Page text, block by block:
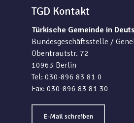
TGD Kontakt
Türkische Gemeinde in
Bundesgeschäftsstelle /
Obentrautstr. 72
10963 Berlin
Tel: 030-896 83 81 0
Fax: 030-896 83 81 30
E-Mail schreiben